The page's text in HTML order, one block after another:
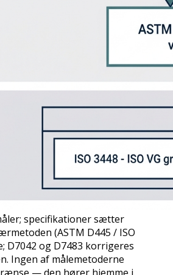
specifikationer sætter
(ASTM D445 / ISO
D7042 og D7483 korrigeres
Ingen af målemetoderne